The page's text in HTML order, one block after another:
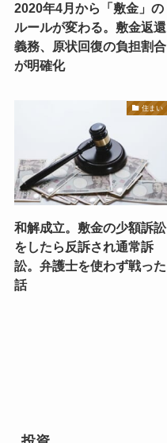
2020年4月から「敷金」の
ルールが変わる。敷金返還
義務、原状回復の負担割合
が明確化
住まい
和解成立。敷金の少額訴訟
をしたら反訴され通常訴
訟。弁護士を使わず戦った
話